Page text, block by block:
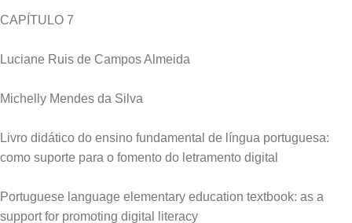
CAPÍTULO 7
Luciane Ruis de Campos Almeida
Michelly Mendes da Silva
Livro didático do ensino fundamental de língua portuguesa:
como suporte para o fomento do letramento digital
Portuguese language elementary education textbook: as a
support for promoting digital literacy